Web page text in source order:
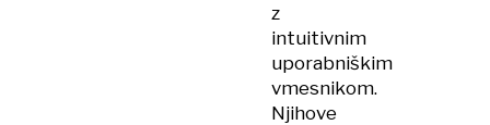
z
intuitivnim
uporabniškim
vmesnikom.
Njihove